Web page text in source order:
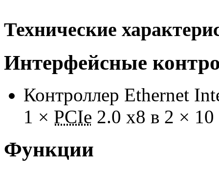
Технические
Интерфейсные
Контроллер Ethernet
1 × PCIe 2.0 x8 в 2 ×
Функции